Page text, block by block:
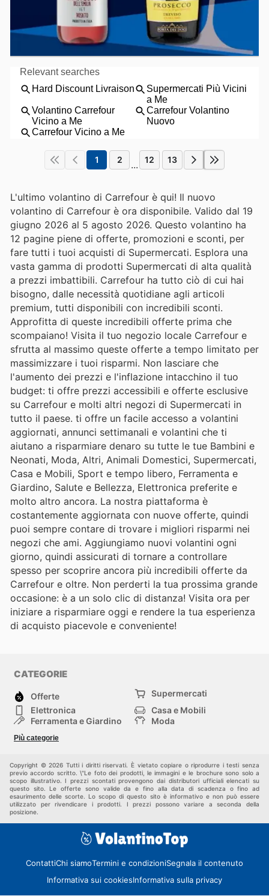
1 2 ... 12 13
L'ultimo volantino di Carrefour è qui! Il nuovo
volantino di Carrefour è ora disponibile. Valido dal 19
giugno 2026 al 5 agosto 2026. Questo volantino ha
12 pagine piene di offerte, promozioni e sconti, per
fare tutti i tuoi acquisti di Supermercati. Esplora una
vasta gamma di prodotti Supermercati di alta qualità
a prezzi imbattibili. Carrefour ha tutto ciò di cui hai
bisogno, dalle necessità quotidiane agli articoli
premium, tutti disponibili con incredibili sconti.
Approfitta di queste incredibili offerte prima che
scompaiano! Visita il tuo negozio locale Carrefour e
sfrutta al massimo queste offerte a tempo limitato per
massimizzare i tuoi risparmi. Non lasciare che
l'aumento dei prezzi e l'inflazione intacchino il tuo
budget: ti offre prezzi accessibili e offerte esclusive
su Carrefour e molti altri negozi di Supermercati in
tutto il paese. ti offre un facile accesso a volantini
aggiornati, annunci settimanali e volantini che ti
aiutano a risparmiare denaro su tutte le tue Bambini e
Neonati, Moda, Altri, Animali Domestici, Supermercati,
Casa e Mobili, Sport e tempo libero, Ferramenta e
Giardino, Salute e Bellezza, Elettronica preferite e
molto altro ancora. La nostra piattaforma è
costantemente aggiornata con nuove offerte, quindi
puoi sempre contare di trovare i migliori risparmi nei
negozi che ami. Aggiungiamo nuovi volantini ogni
giorno, quindi assicurati di tornare a controllare
spesso per scoprire ancora più incredibili offerte da
Carrefour e oltre. Non perderti la tua prossima grande
occasione: è a un solo clic di distanza! Visita ora per
iniziare a risparmiare oggi e rendere la tua esperienza
di acquisto piacevole e conveniente!
CATEGORIE
Offerte
Supermercati
Elettronica
Casa e Mobili
Ferramenta e Giardino
Moda
Bambini e Neonati
Più categorie
Copyright © 2026 Tutti i diritti riservati. È vietato copiare o riprodurre i testi senza
previo accordo scritto. \"Le foto dei prodotti, le immagini e le brochure sono solo a
scopo illustrativo. I prezzi scontati provengono dai distributori ufficiali elencati su
questo sito. Le offerte sono valide da e fino alla data di scadenza o fino ad
esaurimento delle scorte. Lo scopo di questo sito è informativo e non può essere
utilizzato per rivendicare i prodotti. I prezzi possono variare a seconda della
posizione.
ContattiChi siamoTermini e condizioniSegnala il contenuto
Informativa sui cookiesInformativa sulla privacy